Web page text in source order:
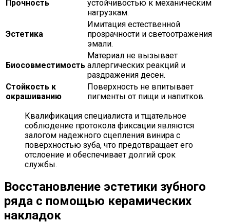
Прочность
устойчивостью к механическим
нагрузкам.
Эстетика
Имитация естественной
прозрачности и светоотражения
эмали.
Биосовместимость
Материал не вызывает
аллергических реакций и
раздражения десен.
Стойкость к
окрашиванию
Поверхность не впитывает
пигменты от пищи и напитков.
Квалификация специалиста и тщательное
соблюдение протокола фиксации являются
залогом надежного сцепления винира с
поверхностью зуба, что предотвращает его
отслоение и обеспечивает долгий срок
службы.
Восстановление эстетики зубного
ряда с помощью керамических
накладок